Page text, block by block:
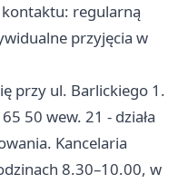
regularną
przyjęcia w
przy ul. Barlickiego 1.
50 wew. 21 - działa
Kancelaria
8.30–10.00, w